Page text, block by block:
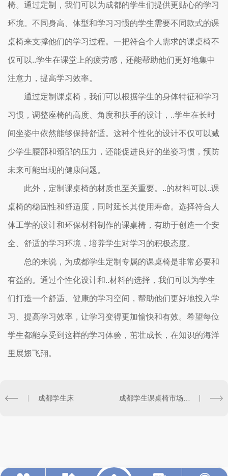
椅。通过定制，我们可以为成都的学生们提供更贴心的学习
环境。不同身高、体型和学习习惯的学生需要不同款式的课
桌椅来支撑他们的学习过程。一把符合个人需求的课桌椅不
仅可以..学生在课堂上的疲劳感，还能帮助他们更好地集中
注意力，提高学习效率。
通过定制课桌椅，我们可以根据学生的身体特征和学习
习惯，调整座椅的高度、角度和扶手的设计，..学生在长时
间坐姿中依然能够保持舒适。这种个性化的设计不仅可以减
少学生腰部和颈部的压力，还能促进良好的坐姿习惯，预防
未来可能出现的健康问题。
此外，定制课桌椅的材质也至关重要。..的材料可以..课
桌椅的稳固性和舒适度，同时延长其使用寿命。选择符合人
体工学的设计和环保材料制作的课桌椅，有助于创造一个安
全、舒适的学习环境，培养学生对学习的积极态度。
总的来说，为成都学生定制专属的课桌椅是非常必要和
有益的。通过个性化设计和..材料的选择，我们可以为学生
们打造一个舒适、健康的学习空间，帮助他们更好地投入学
习、提高学习效率，让学习变得更加愉快和有效。希望每位
学生都能享受到这样的学习体验，茁壮成长，在知识的海洋
里展翅飞翔。
成都学生床